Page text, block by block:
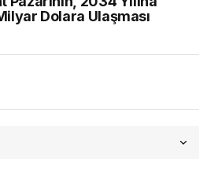
Dolara Ulaşması